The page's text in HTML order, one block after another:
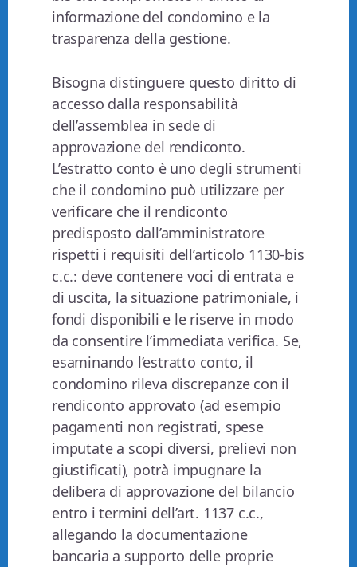
informazione del condomino e la
trasparenza della gestione.
Bisogna distinguere questo diritto di
accesso dalla responsabilità
dell’assemblea in sede di
approvazione del rendiconto.
L’estratto conto è uno degli strumenti
che il condomino può utilizzare per
verificare che il rendiconto
predisposto dall’amministratore
rispetti i requisiti dell’articolo 1130-bis
c.c.: deve contenere voci di entrata e
di uscita, la situazione patrimoniale, i
fondi disponibili e le riserve in modo
da consentire l’immediata verifica. Se,
esaminando l’estratto conto, il
condomino rileva discrepanze con il
rendiconto approvato (ad esempio
pagamenti non registrati, spese
imputate a scopi diversi, prelievi non
giustificati), potrà impugnare la
delibera di approvazione del bilancio
entro i termini dell’art. 1137 c.c.,
allegando la documentazione
bancaria a supporto delle proprie